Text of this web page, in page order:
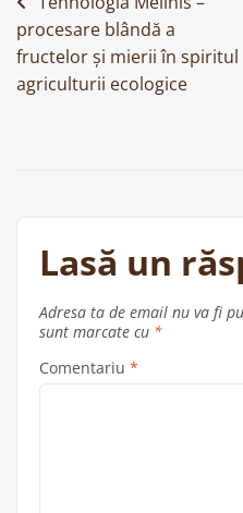
în
articole
procesare blândă a
fructelor și mierii în spiritul
agriculturii ecologice
Lasă un
Adresa ta de email nu va fi
sunt marcate cu *
Comentariu *